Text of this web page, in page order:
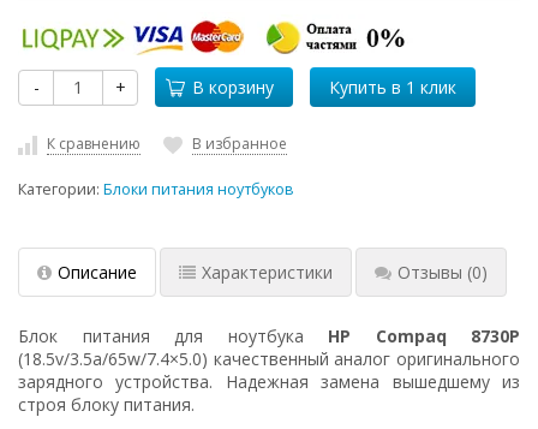
- + В корзину
К сравнению В избранное
Категории: Блоки питания ноутбуков
Описание Характеристики Отзывы (0)
Блок питания для ноутбука HP Compaq 8730P
(18.5v/3.5a/65w/7.4×5.0) качественный аналог оригинального
зарядного устройства. Надежная замена вышедшему из
строя блоку питания.